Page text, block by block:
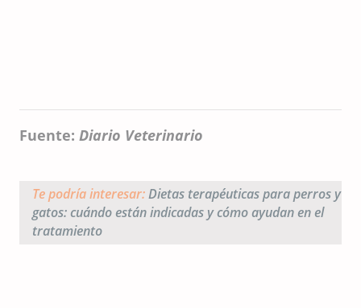
Fuente: Diario Veterinario
Te podría interesar:Dietas terapéuticas para perros y
gatos: cuándo están indicadas y cómo ayudan en el
tratamiento